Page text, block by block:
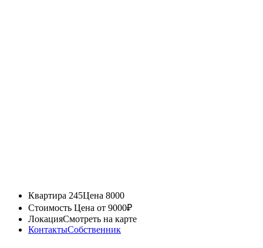
Квартира 245Цена 8000
Стоимость Цена от 9000₽
ЛокацияСмотреть на карте
КонтактыСобственник